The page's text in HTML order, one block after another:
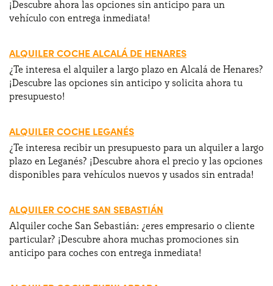
¡Descubre ahora las opciones sin anticipo para un
vehículo con entrega inmediata!
ALQUILER COCHE ALCALÁ DE HENARES
¿Te interesa el alquiler a largo plazo en Alcalá de Henares?
¡Descubre las opciones sin anticipo y solicita ahora tu
presupuesto!
ALQUILER COCHE LEGANÉS
¿Te interesa recibir un presupuesto para un alquiler a largo
plazo en Leganés? ¡Descubre ahora el precio y las opciones
disponibles para vehículos nuevos y usados sin entrada!
ALQUILER COCHE SAN SEBASTIÁN
Alquiler coche San Sebastián: ¿eres empresario o cliente
particular? ¡Descubre ahora muchas promociones sin
anticipo para coches con entrega inmediata!